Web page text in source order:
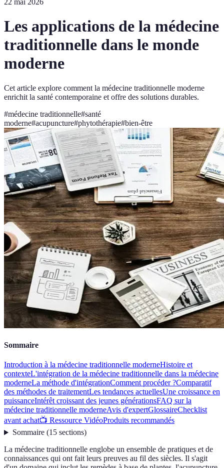
22 mai 2026
Les applications de la médecine
traditionnelle dans le monde
moderne
Cet article explore comment la médecine traditionnelle moderne
enrichit la santé contemporaine et offre des solutions durables.
#médecine traditionnelle#santé
moderne#acupuncture#phytothérapie#bien-être
Sommaire
Introduction à la médecine traditionnelle moderneHistoire et
contexteL'intégration de la médecine traditionnelle dans la médecine
moderneLa méthode d'intégrationComment procéder ?Comparatif
des méthodes de traitementLes tendances actuellesUne croissance en
puissanceIntérêt croissant des jeunes générationsFAQ sur la
médecine traditionnelle moderneAvis d'expertGlossaireChecklist
avant achat📺 Ressource VidéoProduits recommandés
Sommaire(15 sections)
La médecine traditionnelle englobe un ensemble de pratiques et de
connaissances qui ont fait leurs preuves au fil des siècles. Il s'agit